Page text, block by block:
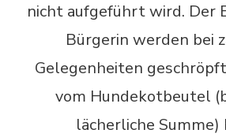
nicht aufgeführt wird. Der
Bürgerin werden bei
Gelegenheiten
vom Hundekotbeutel
lächerliche Summe)